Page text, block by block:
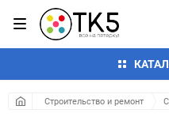
Строительство и ремонт